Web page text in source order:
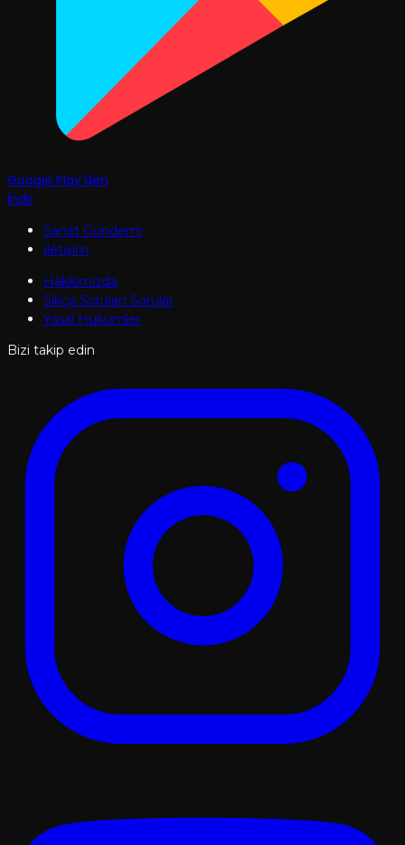
Google Play'den
İndir
Sanat Gündemi
İletişim
Hakkımızda
Sıkça Sorulan Sorular
Yasal Hükümler
Bizi takip edin